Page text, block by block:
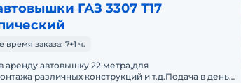
ГАЗ 3307 Т17
заказа: 7+1 ч.
аренду автовышку 22 метра,для
различных конструкций и т.д.Подача в день